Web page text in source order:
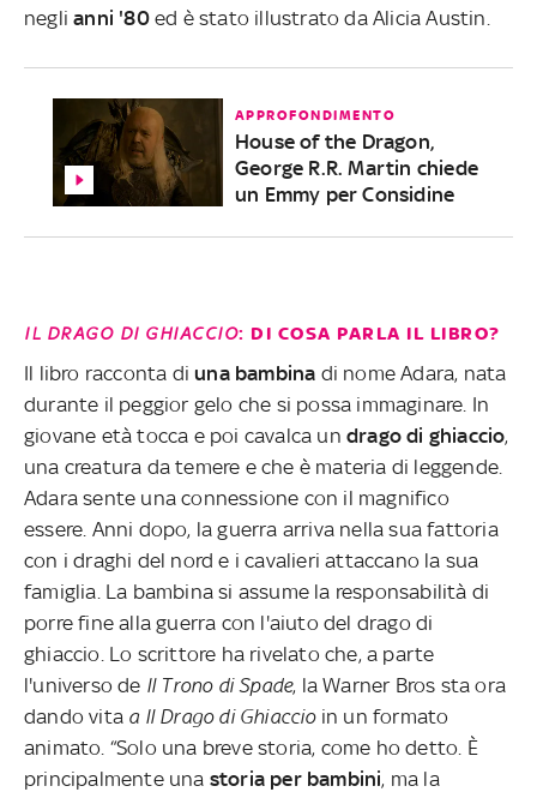
negli anni '80 ed è stato illustrato da Alicia Austin.
APPROFONDIMENTO
House of the Dragon,
George R.R. Martin chiede
un Emmy per Considine
IL DRAGO DI GHIACCIO: DI COSA PARLA IL LIBRO?
Il libro racconta di una bambina di nome Adara, nata
durante il peggior gelo che si possa immaginare. In
giovane età tocca e poi cavalca un drago di ghiaccio,
una creatura da temere e che è materia di leggende.
Adara sente una connessione con il magnifico
essere. Anni dopo, la guerra arriva nella sua fattoria
con i draghi del nord e i cavalieri attaccano la sua
famiglia. La bambina si assume la responsabilità di
porre fine alla guerra con l'aiuto del drago di
ghiaccio. Lo scrittore ha rivelato che, a parte
l'universo de Il Trono di Spade, la Warner Bros sta ora
dando vita a Il Drago di Ghiaccio in un formato
animato. “Solo una breve storia, come ho detto. È
principalmente una storia per bambini, ma la